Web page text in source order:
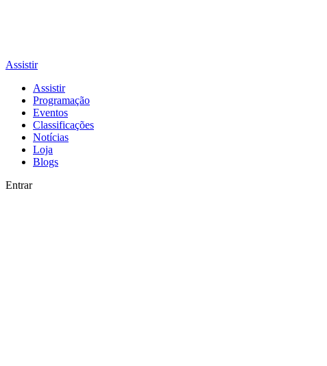
Assistir
Assistir
Programação
Eventos
Classificações
Notícias
Loja
Blogs
Entrar